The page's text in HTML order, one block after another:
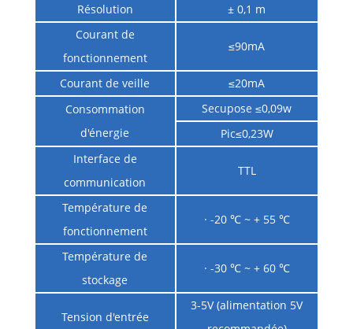
Résolution
± 0,1 m
Courant de
fonctionnement
≤90mA
Courant de veille
≤20mA
Consommation
d'énergie
Secupose ≤0,09w
Pic≤0,23W
Interface de
communication
TTL
Température de
fonctionnement
· -20 ℃ ~ + 55 ℃
Température de
stockage
· -30 ℃ ~ + 60 ℃
Tension d'entrée
3-5V (alimentation 5V